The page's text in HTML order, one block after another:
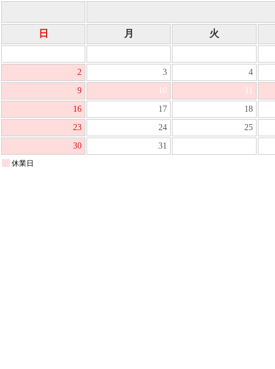
日 月 火
2 3
4
9
10
16
17
18
23
24
25
30
31
休業日